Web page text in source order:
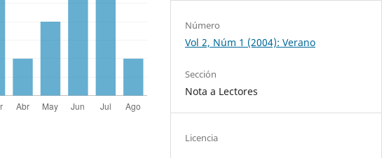
Número
Vol 2, Núm 1 (2004): Verano
Sección
Nota a Lectores
Licencia